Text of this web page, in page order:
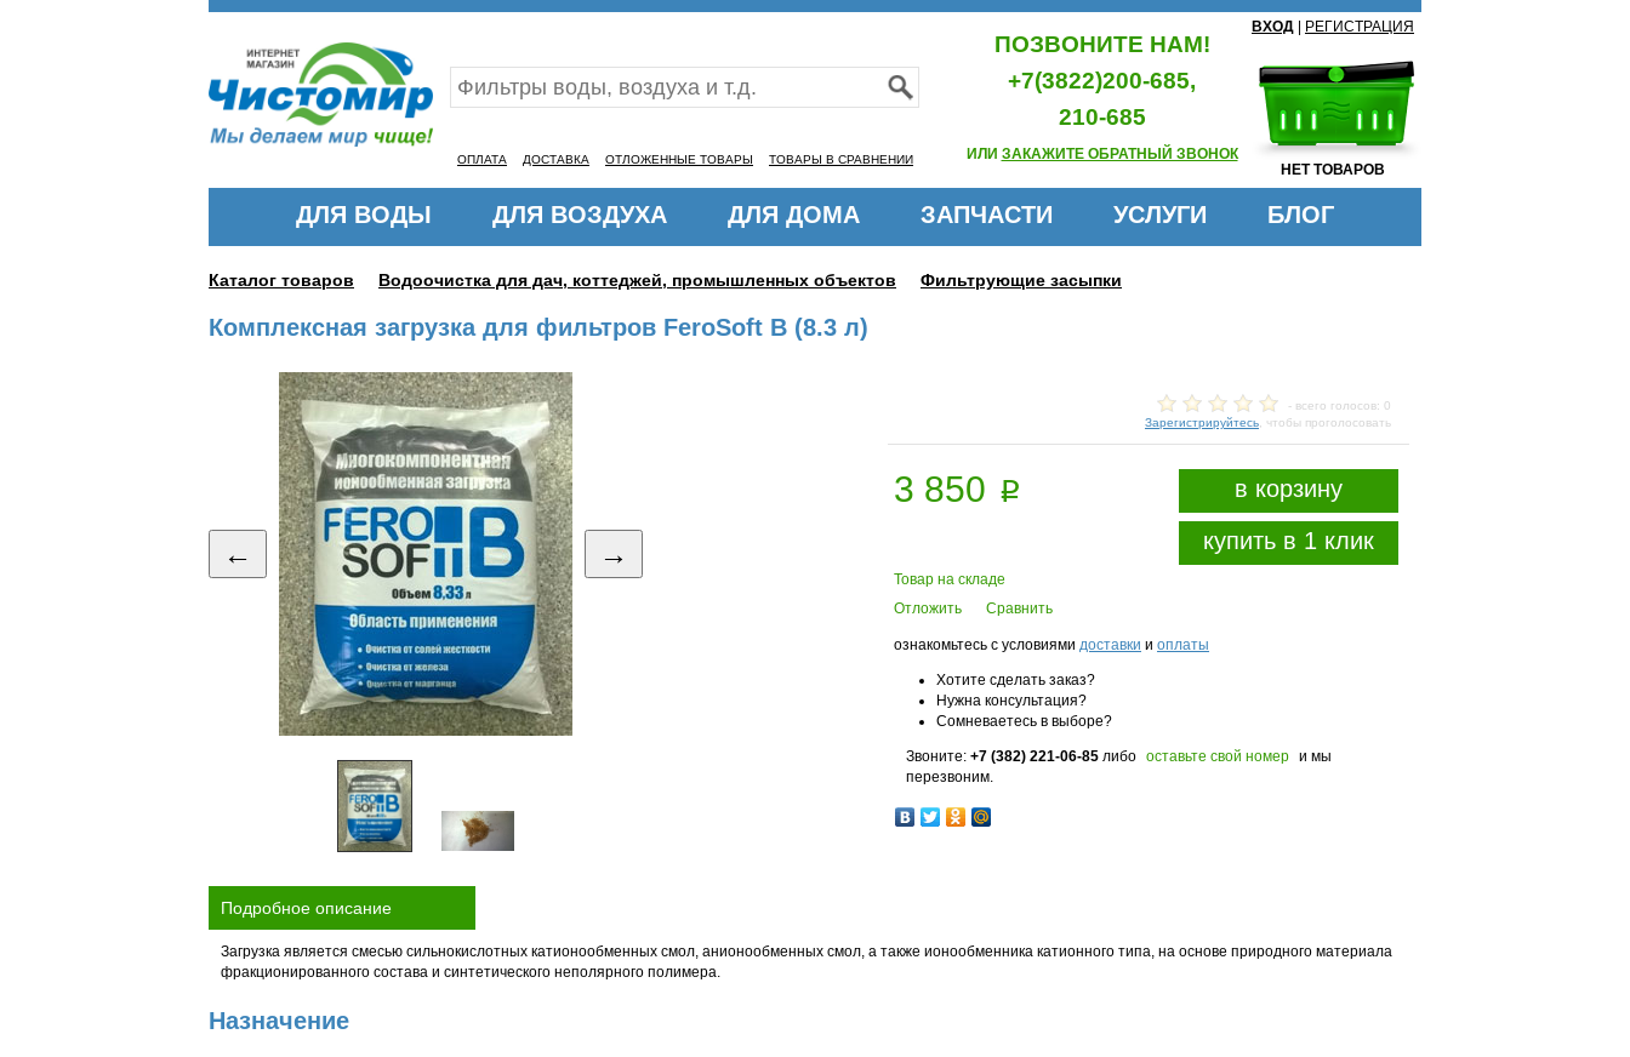
ОПЛАТА ДОСТАВКА ОТЛОЖЕННЫЕ ТОВАРЫ ТОВАРЫ В СРАВНЕНИИ
ПОЗВОНИТЕ НАМ!
+7(3822)200-685,
210-685
ИЛИ ЗАКАЖИТЕ ОБРАТНЫЙ ЗВОНОК
ВХОД РЕГИСТРАЦИЯ
НЕТ ТОВАРОВ
ДЛЯ ВОДЫ ДЛЯ ВОЗДУХА ДЛЯ ДОМА ЗАПЧАСТИ УСЛУГИ БЛОГ
Каталог товаров Водоочистка для дач, коттеджей, промышленных объектов Фильтрующие засыпки
Комплексная загрузка для фильтров FeroSoft B (8.3 л)
← →
- всего голосов: 0
Зарегистрируйтесь , чтобы проголосовать
3 850 p
в корзину
купить в 1 клик
Товар на складе
Отложить
Сравнить
ознакомьтесь с условиями доставки и оплаты
Хотите сделать заказ?
Нужна консультация?
Сомневаетесь в выборе?
Звоните: +7 (382) 221-06-85 либо оставьте свой номер и мы
перезвоним.
Подробное описание
Загрузка является смесью сильнокислотных катионообменных смол, анионообменных смол, а также ионообменника катионного типа, на основе природного материала
фракционированного состава и синтетического неполярного полимера.
Назначение